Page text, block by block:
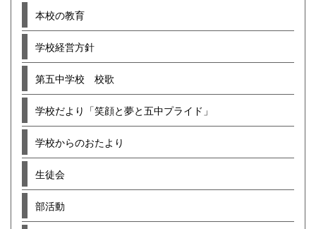
本校の教育
学校経営方針
第五中学校 校歌
学校だより「笑顔と夢と五中プライド」
学校からのおたより
生徒会
部活動